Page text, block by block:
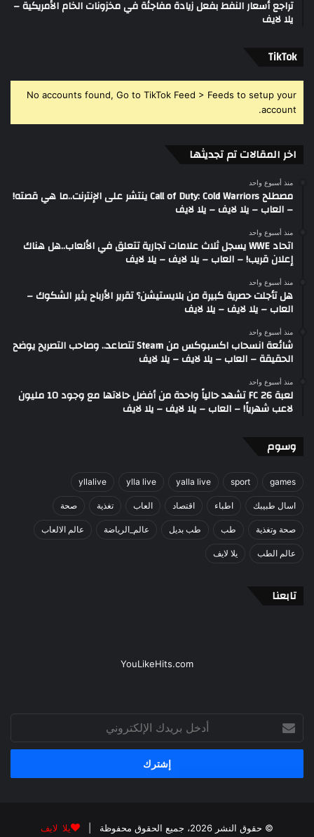
تراجع أسعار النفط بفعل زيادة مفاجئة في مخزونات الخام الأمريكية –
يلا لايف
‫TikTok
No accounts found, Go to TikTok Feed > Feeds to setup your
account.
اخر المقالات تم تجديثها
منذ أسبوع واحد
مصطلح Call of Duty: Cold Warriors ينتشر على الإنترنت..ما هي قصته!
– العاب – يلا لايف – يلا لايف
منذ أسبوع واحد
اتحاد WWE يسجل ثلاث علامات تجارية تتعلق في الألعاب..هل هناك
إعلان قريب! – العاب – يلا لايف – يلا لايف
منذ أسبوع واحد
هل تأجلت حصرية كبيرة من بلايستيشن؟ تقرير الأرباح يثير الشكوك –
العاب – يلا لايف – يلا لايف
منذ أسبوع واحد
شائعة انسحاب اكسبوكس من Steam تتصاعد.. وصاحب التصريح يوضح
الحقيقة – العاب – يلا لايف – يلا لايف
منذ أسبوع واحد
لعبة FC 26 تشهد حالياً واحدة من أفضل حالاتها مع وجود 10 مليون
لاعب شهرياً! – العاب – يلا لايف – يلا لايف
وسوم
games
sport
yalla live
ylla live
yllalive
اسال طبيبك اطباء اقتصاد العاب تغذية صحة
صحة وتغذية طب طب بديل عالم_الرياضة عالم الالعاب
عالم الطب يلا لايف
تابعنا
YouLikeHits.com
بريدك
الإلكتروني
© حقوق النشر 2026، جميع الحقوق محفوظة | يلا لايف